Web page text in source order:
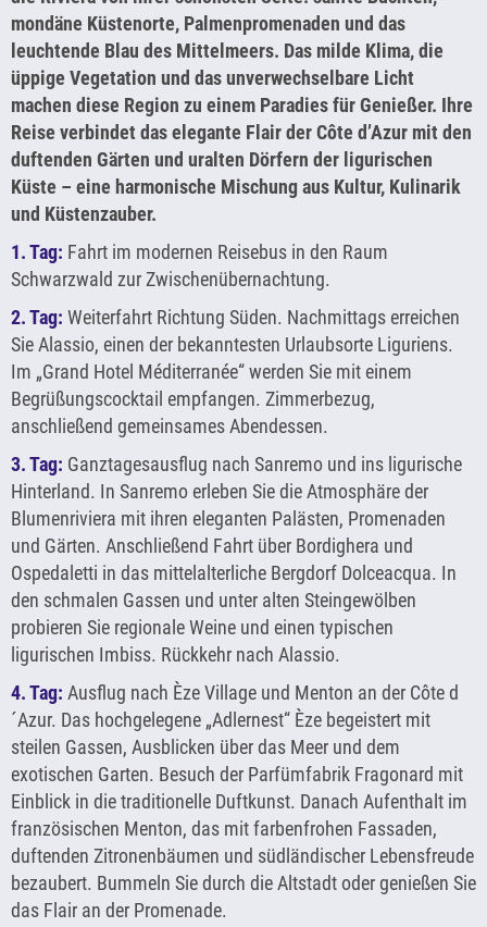
mondäne Küstenorte, Palmenpromenaden und das
leuchtende Blau des Mittelmeers. Das milde Klima, die
üppige Vegetation und das unverwechselbare Licht
machen diese Region zu einem Paradies für Genießer. Ihre
Reise verbindet das elegante Flair der Côte d’Azur mit den
duftenden Gärten und uralten Dörfern der ligurischen
Küste – eine harmonische Mischung aus Kultur, Kulinarik
und Küstenzauber.
1. Tag: Fahrt im modernen Reisebus in den Raum
Schwarzwald zur Zwischenübernachtung.
2. Tag: Weiterfahrt Richtung Süden. Nachmittags erreichen
Sie Alassio, einen der bekanntesten Urlaubsorte Liguriens.
Im „Grand Hotel Méditerranée“ werden Sie mit einem
Begrüßungscocktail empfangen. Zimmerbezug,
anschließend gemeinsames Abendessen.
3. Tag: Ganztagesausflug nach Sanremo und ins ligurische
Hinterland. In Sanremo erleben Sie die Atmosphäre der
Blumenriviera mit ihren eleganten Palästen, Promenaden
und Gärten. Anschließend Fahrt über Bordighera und
Ospedaletti in das mittelalterliche Bergdorf Dolceacqua. In
den schmalen Gassen und unter alten Steingewölben
probieren Sie regionale Weine und einen typischen
ligurischen Imbiss. Rückkehr nach Alassio.
4. Tag: Ausflug nach Èze Village und Menton an der Côte d
´Azur. Das hochgelegene „Adlernest“ Èze begeistert mit
steilen Gassen, Ausblicken über das Meer und dem
exotischen Garten. Besuch der Parfümfabrik Fragonard mit
Einblick in die traditionelle Duftkunst. Danach Aufenthalt im
französischen Menton, das mit farbenfrohen Fassaden,
duftenden Zitronenbäumen und südländischer Lebensfreude
bezaubert. Bummeln Sie durch die Altstadt oder genießen Sie
das Flair an der Promenade.